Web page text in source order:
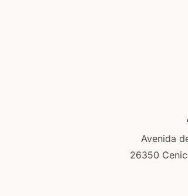
Avenida
26350